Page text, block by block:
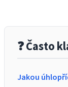
❓ Často
Jakou